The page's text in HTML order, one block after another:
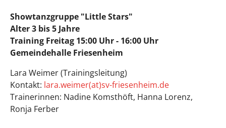
Showtanzgruppe "Little Stars"
Alter 3 bis 5 Jahre
Training Freitag 15:00 Uhr - 16:00 Uhr
Gemeindehalle Friesenheim
Lara Weimer (Trainingsleitung)
Kontakt: lara.weimer(at)sv-friesenheim.de
Trainerinnen: Nadine Komsthöft, Hanna Lorenz,
Ronja Ferber